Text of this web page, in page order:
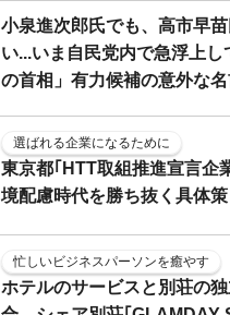
小泉進次郎氏でも、高市早
い...いま自民党内で急浮上し
の首相」有力候補の意外な
選ばれる企業になるために
東京都｢HTT取組推進宣言企
境配慮時代を勝ち抜く具体
忙しいビジネスパーソンを癒やす
ホテルのサービスと別荘の